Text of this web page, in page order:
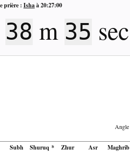
prière : Ishaà20:27:00
38 m 34 sec
Angle
Subh Shuruq * Zhur Asr Maghrib